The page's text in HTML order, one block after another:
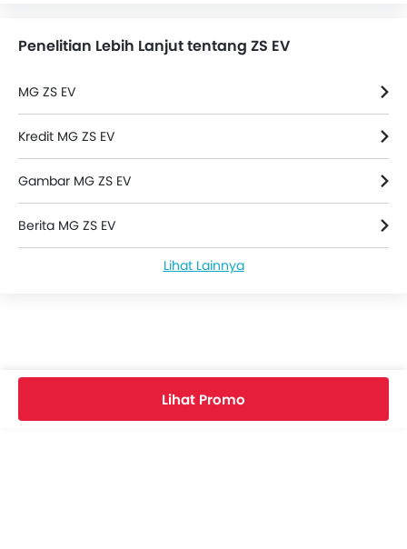
Penelitian Lebih Lanjut tentang ZS EV
MG ZS EV
Kredit MG ZS EV
Gambar MG ZS EV
Berita MG ZS EV
Lihat Lainnya
Lihat Promo